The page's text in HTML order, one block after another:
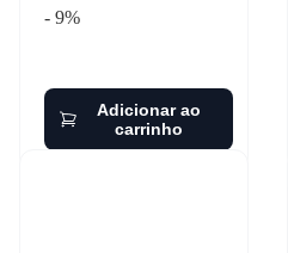
- 9%
Adicionar ao
carrinho